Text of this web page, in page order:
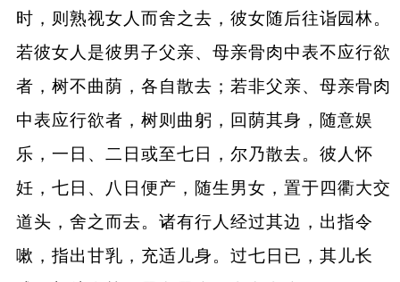
时，则熟视女人而舍之去，彼女随后往诣园林。
若彼女人是彼男子父亲、母亲骨肉中表不应行欲
者，树不曲荫，各自散去；若非父亲、母亲骨肉
中表应行欲者，树则曲躬，回荫其身，随意娱
乐，一日、二日或至七日，尔乃散去。彼人怀
妊，七日、八日便产，随生男女，置于四衢大交
道头，舍之而去。诸有行人经过其边，出指令
嗽，指出甘乳，充适儿身。过七日已，其儿长